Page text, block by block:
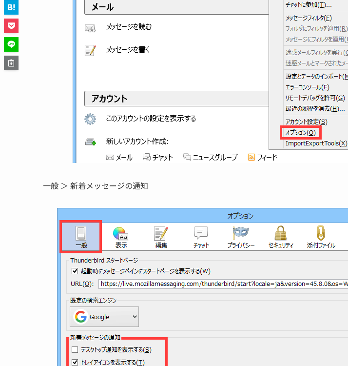
一般 ＞ 新着メッセージの通知